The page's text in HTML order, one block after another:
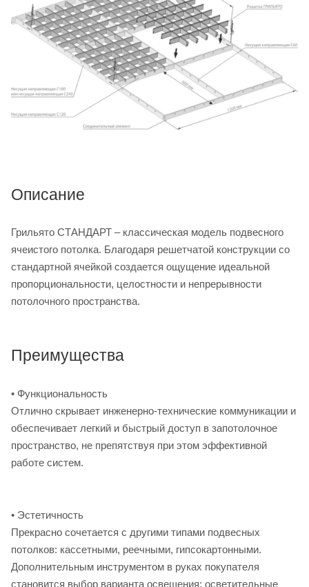
Описание
Грильято СТАНДАРТ – классическая модель подвесного
ячеистого потолка. Благодаря решетчатой конструкции со
стандартной ячейкой создается ощущение идеальной
пропорциональности, целостности и непрерывности
потолочного пространства.
Преимущества
• Функциональность
Отлично скрывает инженерно-технические коммуникации и
обеспечивает легкий и быстрый доступ в запотолочное
пространство, не препятствуя при этом эффективной
работе систем.
• Эстетичность
Прекрасно сочетается с другими типами подвесных
потолков: кассетными, реечными, гипсокартонными.
Дополнительным инструментом в руках покупателя
становится выбор варианта освещения: осветительные